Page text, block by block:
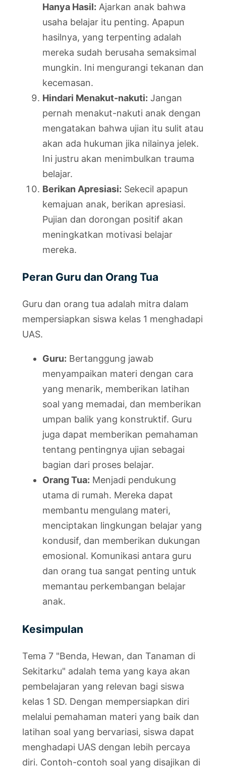
Hanya Hasil: Ajarkan anak bahwa
usaha belajar itu penting. Apapun
hasilnya, yang terpenting adalah
mereka sudah berusaha semaksimal
mungkin. Ini mengurangi tekanan dan
kecemasan.
Hindari Menakut-nakuti: Jangan
pernah menakut-nakuti anak dengan
mengatakan bahwa ujian itu sulit atau
akan ada hukuman jika nilainya jelek.
Ini justru akan menimbulkan trauma
belajar.
Berikan Apresiasi: Sekecil apapun
kemajuan anak, berikan apresiasi.
Pujian dan dorongan positif akan
meningkatkan motivasi belajar
mereka.
Peran Guru dan Orang Tua
Guru dan orang tua adalah mitra dalam
mempersiapkan siswa kelas 1 menghadapi
UAS.
Guru: Bertanggung jawab
menyampaikan materi dengan cara
yang menarik, memberikan latihan
soal yang memadai, dan memberikan
umpan balik yang konstruktif. Guru
juga dapat memberikan pemahaman
tentang pentingnya ujian sebagai
bagian dari proses belajar.
Orang Tua: Menjadi pendukung
utama di rumah. Mereka dapat
membantu mengulang materi,
menciptakan lingkungan belajar yang
kondusif, dan memberikan dukungan
emosional. Komunikasi antara guru
dan orang tua sangat penting untuk
memantau perkembangan belajar
anak.
Kesimpulan
Tema 7 "Benda, Hewan, dan Tanaman di
Sekitarku" adalah tema yang kaya akan
pembelajaran yang relevan bagi siswa
kelas 1 SD. Dengan mempersiapkan diri
melalui pemahaman materi yang baik dan
latihan soal yang bervariasi, siswa dapat
menghadapi UAS dengan lebih percaya
diri. Contoh-contoh soal yang disajikan di